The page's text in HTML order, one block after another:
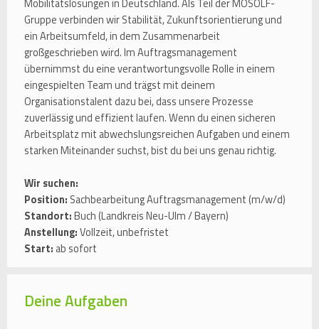
Mobilitätslösungen in Deutschland. Als Teil der MOSOLF-
Gruppe verbinden wir Stabilität, Zukunftsorientierung und
ein Arbeitsumfeld, in dem Zusammenarbeit
großgeschrieben wird. Im Auftragsmanagement
übernimmst du eine verantwortungsvolle Rolle in einem
eingespielten Team und trägst mit deinem
Organisationstalent dazu bei, dass unsere Prozesse
zuverlässig und effizient laufen. Wenn du einen sicheren
Arbeitsplatz mit abwechslungsreichen Aufgaben und einem
starken Miteinander suchst, bist du bei uns genau richtig.
Wir suchen:
Position: Sachbearbeitung Auftragsmanagement (m/w/d)
Standort:Buch (Landkreis Neu-Ulm / Bayern)
Anstellung:Vollzeit, unbefristet
Start: ab sofort
Deine Aufgaben